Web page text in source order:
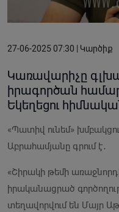
27-06-2025 07:30 | Կարծիք
Կառավարիչը
իրագործան
Եկեղեցու
«Պատիվ ունեմ»
Աբրահամյանը գրում է․
«Շիրակի թեմի
իրականացրած
տեղավորվում են Մայր